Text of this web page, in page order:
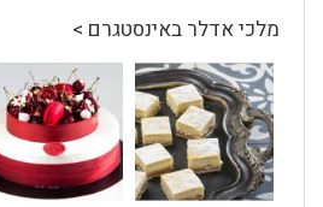
מלכי אדלר באינסטגרם >